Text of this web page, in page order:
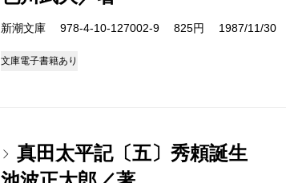
新潮文庫 978-4-10-127002-9 825円 1987/11/30
文庫電子書籍あり
真田太平記〔五〕秀頼誕生